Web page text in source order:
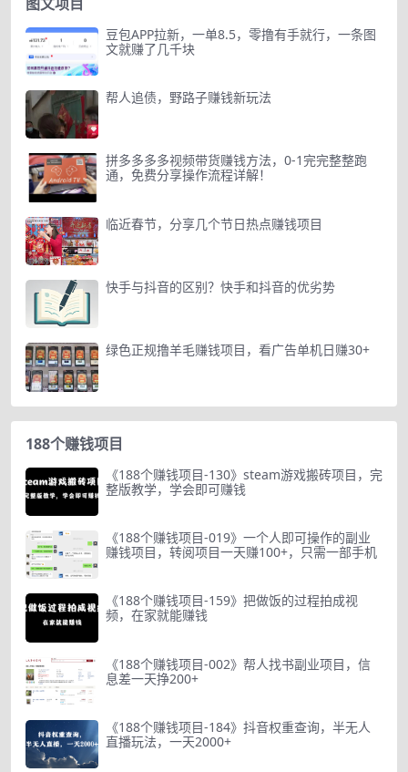
豆包APP拉新，一单8.5，零撸有手就行，一条图
文就赚了几千块
帮人追债，野路子赚钱新玩法
拼多多多多视频带货赚钱方法，0-1完完整整跑
通，免费分享操作流程详解！
临近春节，分享几个节日热点赚钱项目
快手与抖音的区别？快手和抖音的优劣势
绿色正规撸羊毛赚钱项目，看广告单机日赚30+
188个赚钱项目
《188个赚钱项目-130》steam游戏搬砖项目，完
整版教学，学会即可赚钱
《188个赚钱项目-019》一个人即可操作的副业
赚钱项目，转阅项目一天赚100+，只需一部手机
《188个赚钱项目-159》把做饭的过程拍成视
频，在家就能赚钱
《188个赚钱项目-002》帮人找书副业项目，信
息差一天挣200+
《188个赚钱项目-184》抖音权重查询，半无人
直播玩法，一天2000+